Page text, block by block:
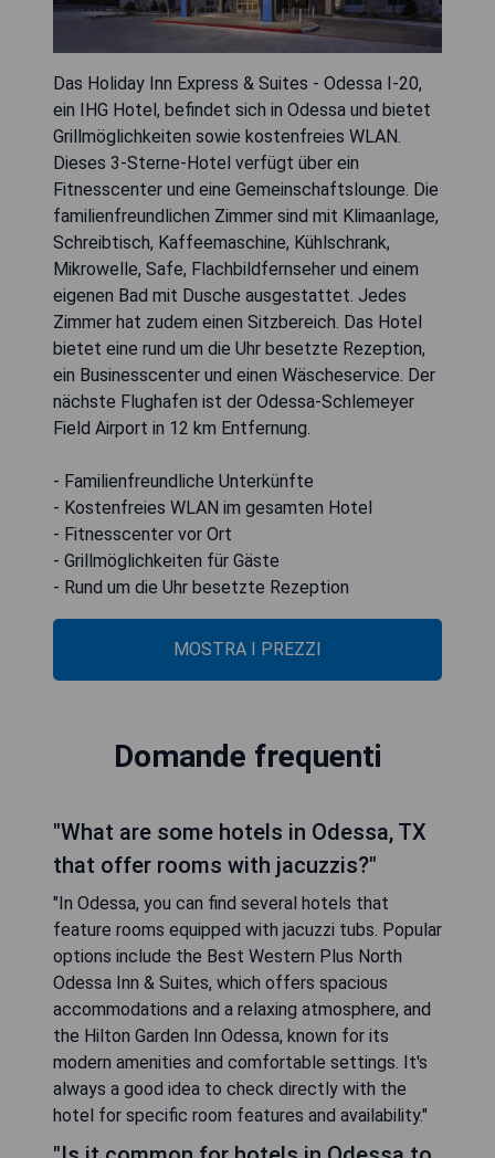
Das Holiday Inn Express & Suites - Odessa I-20,
ein IHG Hotel, befindet sich in Odessa und bietet
Grillmöglichkeiten sowie kostenfreies WLAN.
Dieses 3-Sterne-Hotel verfügt über ein
Fitnesscenter und eine Gemeinschaftslounge. Die
familienfreundlichen Zimmer sind mit Klimaanlage,
Schreibtisch, Kaffeemaschine, Kühlschrank,
Mikrowelle, Safe, Flachbildfernseher und einem
eigenen Bad mit Dusche ausgestattet. Jedes
Zimmer hat zudem einen Sitzbereich. Das Hotel
bietet eine rund um die Uhr besetzte Rezeption,
ein Businesscenter und einen Wäscheservice. Der
nächste Flughafen ist der Odessa-Schlemeyer
Field Airport in 12 km Entfernung.
- Familienfreundliche Unterkünfte
- Kostenfreies WLAN im gesamten Hotel
- Fitnesscenter vor Ort
- Grillmöglichkeiten für Gäste
- Rund um die Uhr besetzte Rezeption
MOSTRA I PREZZI
Domande frequenti
"What are some hotels in Odessa, TX
that offer rooms with jacuzzis?"
"In Odessa, you can find several hotels that
feature rooms equipped with jacuzzi tubs. Popular
options include the Best Western Plus North
Odessa Inn & Suites, which offers spacious
accommodations and a relaxing atmosphere, and
the Hilton Garden Inn Odessa, known for its
modern amenities and comfortable settings. It's
always a good idea to check directly with the
hotel for specific room features and availability."